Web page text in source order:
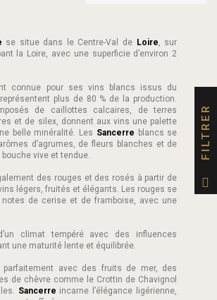
se situe dans le Centre-Val de Loire, sur
la Loire, avec une superficie d’environ 2
connue pour ses vins blancs issus du
plus de 80 % de la production.
de caillottes calcaires, de terres
et de silex, donnent aux vins une palette
belle minéralité. Les Sancerre blancs se
d’agrumes, de fleurs blanches et de
vive et tendue.
des rouges et des rosés à partir de
légers, fruités et élégants. Les rouges se
de cerise et de framboise, avec une
climat tempéré avec des influences
une maturité lente et équilibrée.
parfaitement avec des fruits de mer, des
de chèvre comme le Crottin de Chavignol
Sancerre incarne l’élégance ligérienne,
FILTRER